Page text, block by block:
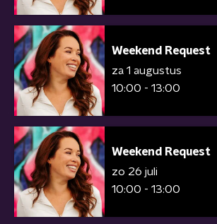
Weekend Request
za 1 augustus
10:00 - 13:00
Weekend Request
zo 26 juli
10:00 - 13:00